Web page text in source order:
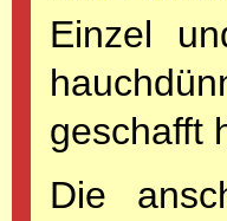
Einzel
geschafft
Die